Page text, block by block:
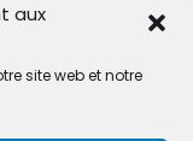
aux
site web et notre
25 mai -